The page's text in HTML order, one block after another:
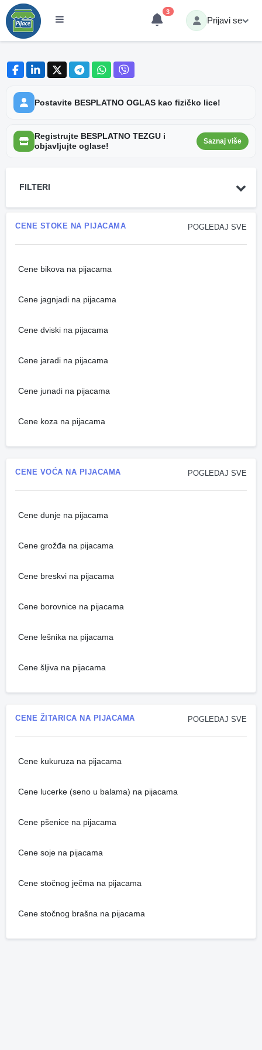
3
Prijavi se
Postavite BESPLATNO OGLAS kao fizičko lice!
Registrujte BESPLATNO TEZGU i
objavljujte oglase!
Saznaj više
FILTERI
POGLEDAJ SVE
CENE STOKE NA PIJACAMA
Cene bikova na pijacama
Cene jagnjadi na pijacama
Cene dviski na pijacama
Cene jaradi na pijacama
Cene junadi na pijacama
Cene koza na pijacama
POGLEDAJ SVE
CENE VOĆA NA PIJACAMA
Cene dunje na pijacama
Cene grožđa na pijacama
Cene breskvi na pijacama
Cene borovnice na pijacama
Cene lešnika na pijacama
Cene šljiva na pijacama
POGLEDAJ SVE
CENE ŽITARICA NA PIJACAMA
Cene kukuruza na pijacama
Cene lucerke (seno u balama) na pijacama
Cene pšenice na pijacama
Cene soje na pijacama
Cene stočnog ječma na pijacama
Cene stočnog brašna na pijacama